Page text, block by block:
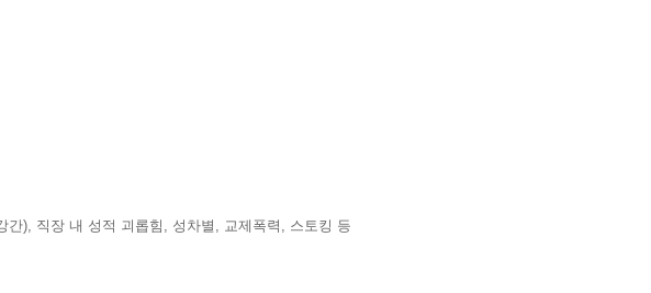
), 직장 내 성적 괴롭힘, 성차별, 교제폭력, 스토킹 등